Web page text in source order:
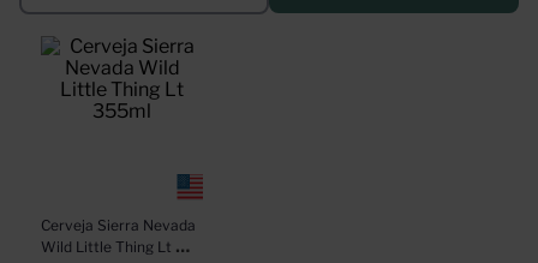
Cerveja Sierra Nevada
Wild Little Thing Lt